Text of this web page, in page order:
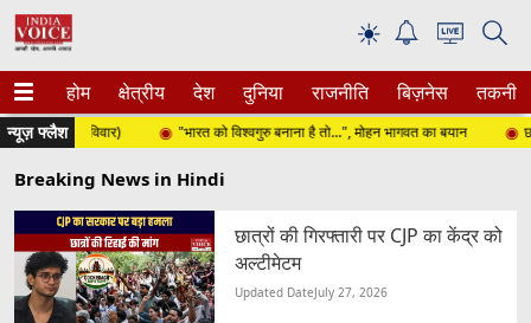
☀
होम क्षेत्रीय देश दुनिया राजनीति बिज़नेस तकनीक
न्यूज़ फ्लैश(रविवार) "भारत को विश्वगुरु बनाना है तो...", मोहन भागवत का बयान
Breaking News in Hindi
छात्रों की गिरफ्तारी पर CJP का केंद्र को
अल्टीमेटम
Updated DateJuly 27, 2026